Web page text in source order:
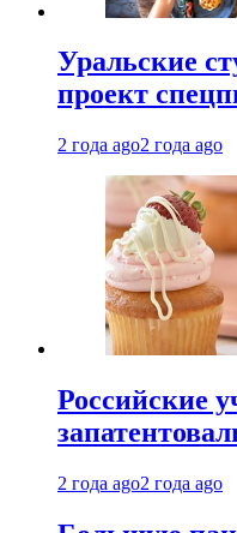
Уральские
проект
2 года ago2 года ago
Российские
2 года ago2 года ago